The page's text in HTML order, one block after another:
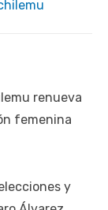
renueva
femenina
y